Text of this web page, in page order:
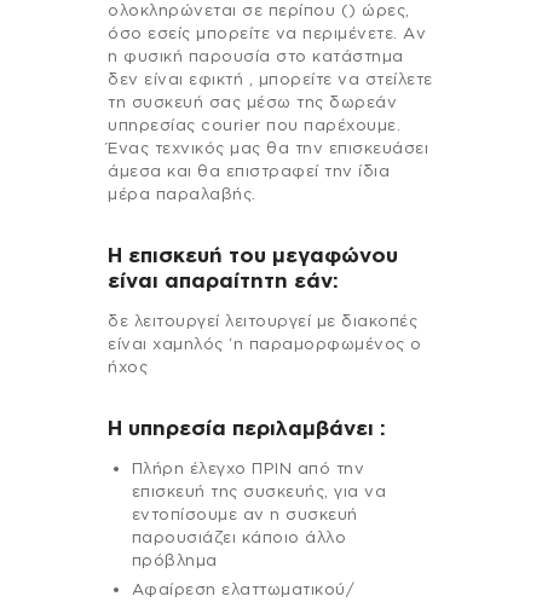
ολοκληρώνεται σε περίπου () ώρες,
όσο εσείς μπορείτε να περιμένετε. Αν
η φυσική παρουσία στο κατάστημα
δεν είναι εφικτή , μπορείτε να στείλετε
τη συσκευή σας μέσω της δωρεάν
υπηρεσίας courier που παρέχουμε.
Ένας τεχνικός μας θα την επισκευάσει
άμεσα και θα επιστραφεί την ίδια
μέρα παραλαβής.
Η επισκευή του μεγαφώνου
είναι απαραίτητη εάν:
δε λειτουργεί λειτουργεί με διακοπές
είναι χαμηλός ‘η παραμορφωμένος ο
ήχος
H υπηρεσία περιλαμβάνει :
Πλήρη έλεγχο ΠΡΙΝ από την
επισκευή της συσκευής, για να
εντοπίσουμε αν η συσκευή
παρουσιάζει κάποιο άλλο
πρόβλημα
Αφαίρεση ελαττωματικού/